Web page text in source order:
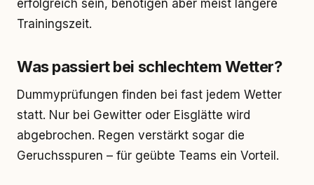
erfolgreich sein, benötigen aber meist längere
Trainingszeit.
Was passiert bei schlechtem Wetter?
Dummyprüfungen finden bei fast jedem Wetter
statt. Nur bei Gewitter oder Eisglätte wird
abgebrochen. Regen verstärkt sogar die
Geruchsspuren – für geübte Teams ein Vorteil.